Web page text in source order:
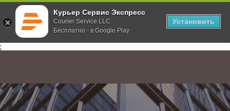
Курьер Сервис Экспресс
Courier Service LLC
Бесплатно - в Google Play
Установить
;
Главная О компании Новости 01 июля 2020 – проведение